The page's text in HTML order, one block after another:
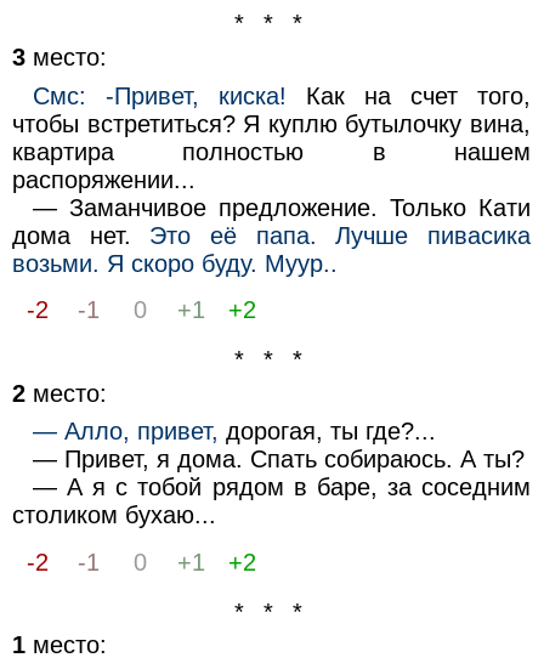
* * *
3место:
Смс: -Привет, киска! Как на счет того,
чтобы встретиться? Я куплю бутылочку вина,
квартира полностью в нашем
распоряжении...
— Заманчивое предложение. Только Кати
дома нет. Это её папа. Лучше пивасика
возьми. Я скоро буду. Муур..
-2
-1 0 +1
+2
* * *
2место:
— Алло, привет, дорогая, ты где?...
— Привет, я дома. Спать собираюсь. А ты?
— А я с тобой рядом в баре, за соседним
столиком бухаю...
-2
-1 0 +1
+2
* * *
1место: